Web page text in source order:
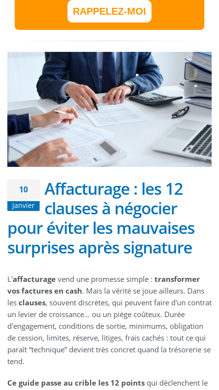
RAPPELEZ-MOI
10
Janvier
Affacturage : les 12
clauses à négocier
pour éviter les mauvaises
surprises après signature
L'affacturage vend une promesse simple : transformer
vos factures en cash. Mais la vérité se joue ailleurs. Dans
les clauses, souvent discrètes, qui peuvent faire d'un contrat
un levier de croissance… ou un piège coûteux. Durée
d'engagement, conditions de sortie, minimums, obligation
de cession, limites, réserve, litiges, frais cachés : tout ce qui
paraît “technique” devient très concret quand la trésorerie se
tend.
Ce guide passe au crible les 12 points qui déclenchent le